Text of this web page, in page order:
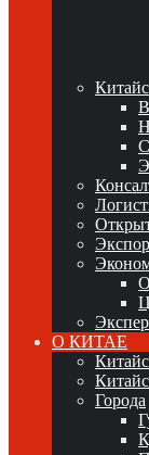
О КИТАЕ
Города